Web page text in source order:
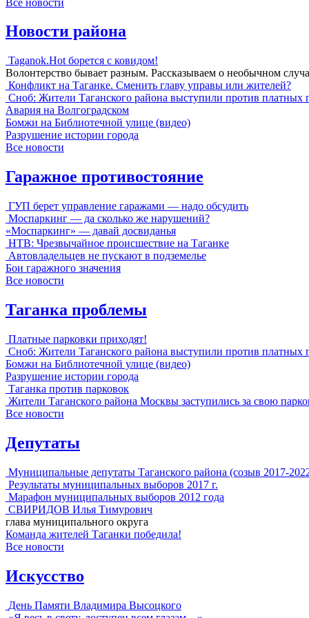
Новости района
Taganok.Hot борется с ковидом!
Волонтерство бывает разным. Рассказываем о необычном
Конфликт на Таганке. Сменить главу управы или жителей?
Сноб: Жители Таганского района выступили против платных
Авария на Волгоградском
Бомжи на Библиотечной улице (видео)
Разрушение истории города
Все новости
Гаражное противостояние
ГУП берет управление гаражами — надо обсудить
Моспаркинг — да сколько же нарушений?
«Моспаркинг» — давай досвиданья
НТВ: Чрезвычайное происшествие на Таганке
Автовладельцев не пускают в подземелье
Бои гаражного значения
Все новости
Таганка проблемы
Платные парковки приходят!
Сноб: Жители Таганского района выступили против платных
Бомжи на Библиотечной улице (видео)
Разрушение истории города
Таганка против парковок
Жители Таганского района Москвы заступились за свою
Все новости
Депутаты
Муниципальные депутаты Таганского района (созыв 2017-
Результаты муниципальных выборов 2017 г.
Марафон муниципальных выборов 2012 года
СВИРИДОВ Илья Тимурович
глава муниципального округа
Команда жителей Таганки победила!
Все новости
Искусство
День Памяти Владимира Высоцкого